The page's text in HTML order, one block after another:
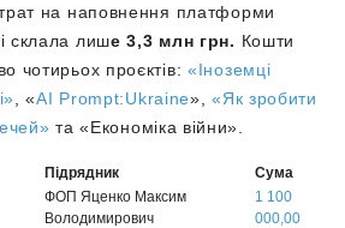
на наповнення платформи
склала лише 3,3 млн грн. Кошти
чотирьох проєктів:«Іноземці
, «AI Prompt:Ukraine»,«Як зробити
та «Економіка війни».
Підрядник
Сума
ФОП Яценко Максим
Володимирович
1 100
000,00